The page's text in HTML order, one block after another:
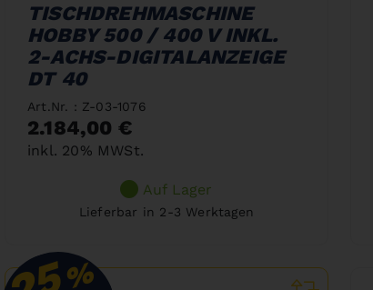
TISCHDREHMASCHINE
HOBBY 500 / 400 V INKL.
2-ACHS-DIGITALANZEIGE
DT 40
Art.Nr. : Z-03-1076
2.184,00 €
inkl. 20% MWSt.
Auf Lager
Lieferbar in 2-3 Werktagen
%